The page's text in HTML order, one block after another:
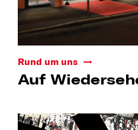
Rund um uns
Auf